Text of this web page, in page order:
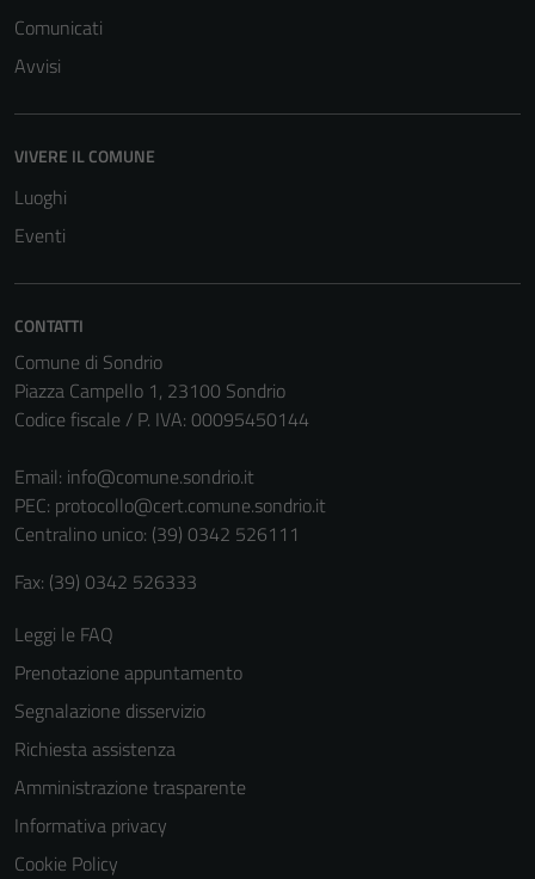
Comunicati
Avvisi
VIVERE IL COMUNE
Luoghi
Eventi
CONTATTI
Comune di Sondrio
Piazza Campello 1, 23100 Sondrio
Codice fiscale / P. IVA: 00095450144
Email: info@comune.sondrio.it
PEC: protocollo@cert.comune.sondrio.it
Centralino unico: (39) 0342 526111
Fax: (39) 0342 526333
Leggi le FAQ
Prenotazione appuntamento
Segnalazione disservizio
Richiesta assistenza
Amministrazione trasparente
Informativa privacy
Cookie Policy